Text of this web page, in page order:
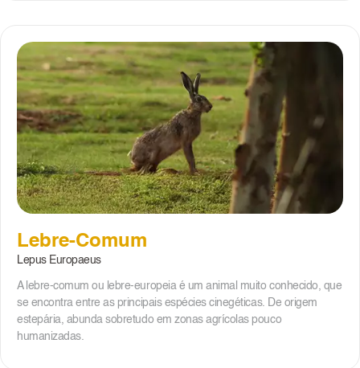
Lebre-Comum
Lepus Europaeus
A lebre-comum ou lebre-europeia é um animal muito conhecido, que
se encontra entre as principais espécies cinegéticas. De origem
estepária, abunda sobretudo em zonas agrícolas pouco
humanizadas.